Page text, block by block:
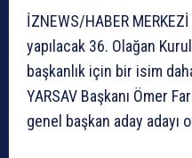
İZNEWS/HABER
yapılacak 36. Olağan
başkanlık için bir isim
YARSAV Başkanı Ömer
genel başkan aday adayı